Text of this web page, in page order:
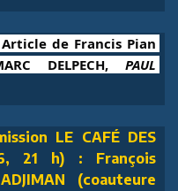
de Francis Pian
DELPECH, PAUL
LE CAFÉ DES
21 h) : François
(coauteure